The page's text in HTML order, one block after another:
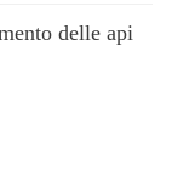
delle api